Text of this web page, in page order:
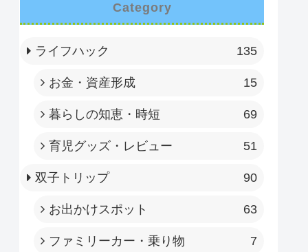
Category
ライフハック 135
お金・資産形成 15
暮らしの知恵・時短 69
育児グッズ・レビュー 51
双子トリップ 90
お出かけスポット 63
ファミリーカー・乗り物 7